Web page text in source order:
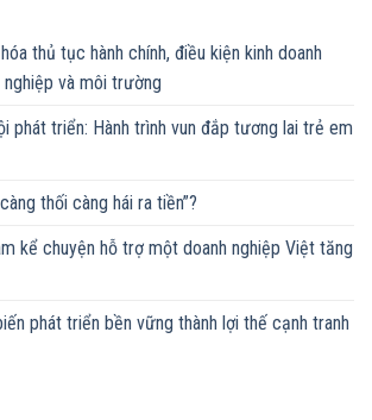
thủ tục hành chính, điều kiện kinh doanh
và môi trường
phát triển: Hành trình vun đắp tương lai trẻ em
thối càng hái ra tiền”?
kể chuyện hỗ trợ một doanh nghiệp Việt tăng
phát triển bền vững thành lợi thế cạnh tranh